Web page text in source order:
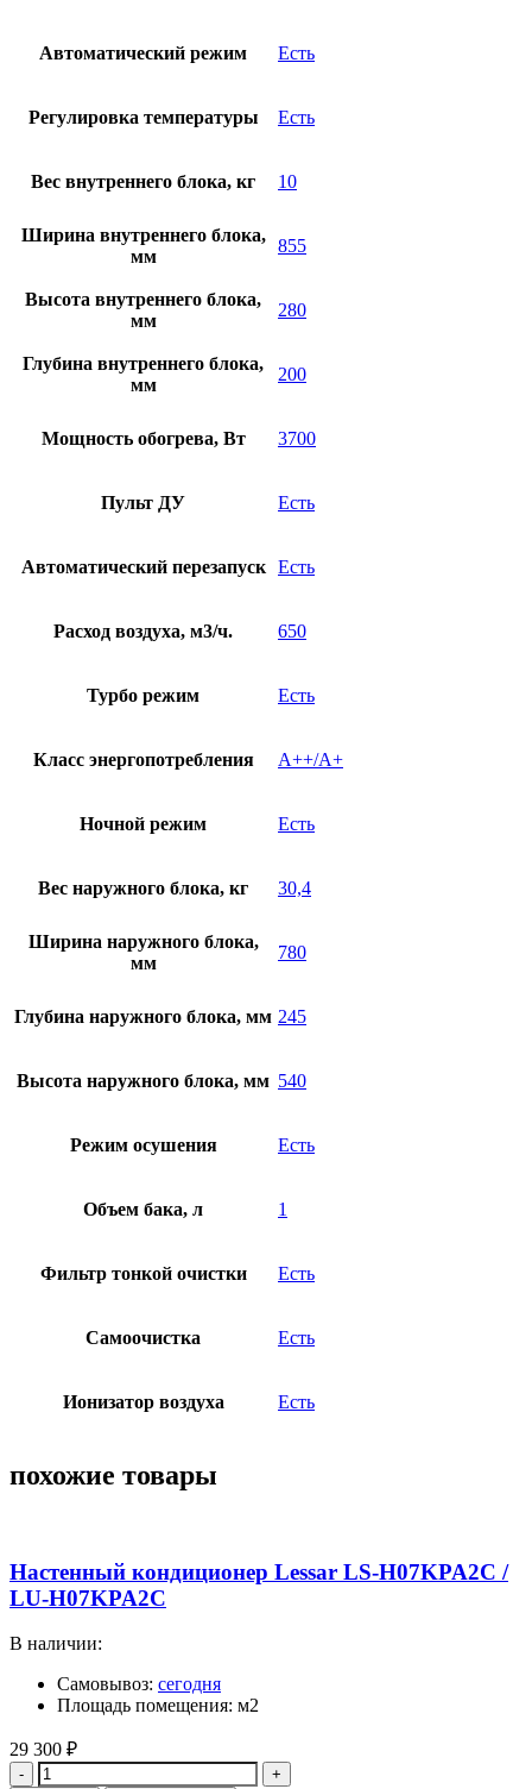
Автоматический режим Есть
Регулировка температуры Есть
Вес внутреннего блока, кг 10
Ширина внутреннего блока,
мм
855
Высота внутреннего блока,
мм
280
Глубина внутреннего блока,
мм
200
Мощность обогрева, Вт 3700
Пульт ДУ Есть
Автоматический перезапуск Есть
Расход воздуха, м3/ч. 650
Турбо режим Есть
Класс энергопотребления A++/A+
Ночной режим Есть
Вес наружного блока, кг 30,4
Ширина наружного блока,
мм
780
Глубина наружного блока, мм 245
Высота наружного блока, мм 540
Режим осушения Есть
Объем бака, л 1
Фильтр тонкой очистки Есть
Самоочистка Есть
Ионизатор воздуха Есть
похожие товары
Настенный кондиционер Lessar LS-H07KPA2C /
LU-H07KPA2C
В наличии:
Самовывоз: сегодня
Площадь помещения: м2
29 300 ₽
Количество